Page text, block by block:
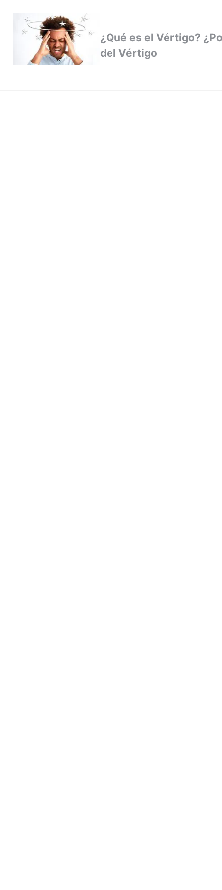
¿Qué es el Vértigo?
del Vértigo